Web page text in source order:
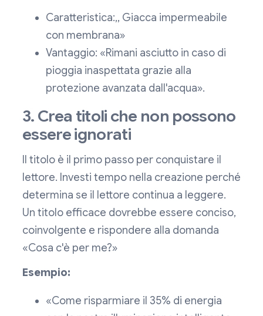
Caratteristica:,, Giacca impermeabile
con membrana»
Vantaggio: «Rimani asciutto in caso di
pioggia inaspettata grazie alla
protezione avanzata dall'acqua».
3. Crea titoli che non possono
essere ignorati
Il titolo è il primo passo per conquistare il
lettore. Investi tempo nella creazione perché
determina se il lettore continua a leggere.
Un titolo efficace dovrebbe essere conciso,
coinvolgente e rispondere alla domanda
«Cosa c'è per me?»
Esempio:
«Come risparmiare il 35% di energia